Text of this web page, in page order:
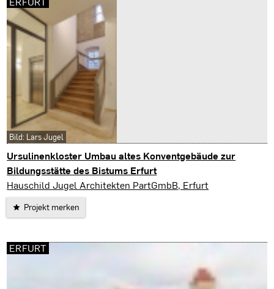
Ursulinenkloster Umbau altes Konventgebäude zur
Bildungsstätte des Bistums Erfurt
Erfurt
Hauschild Jugel Architekten PartGmbB, Erfurt
Projekt merken
Bild: Lars Jugel
ERFURT